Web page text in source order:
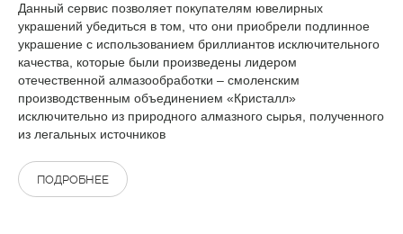
Данный сервис позволяет покупателям ювелирных
украшений убедиться в том, что они приобрели подлинное
украшение с использованием бриллиантов исключительного
качества, которые были произведены лидером
отечественной алмазообработки – смоленским
производственным объединением «Кристалл»
исключительно из природного алмазного сырья, полученного
из легальных источников
ПОДРОБНЕЕ